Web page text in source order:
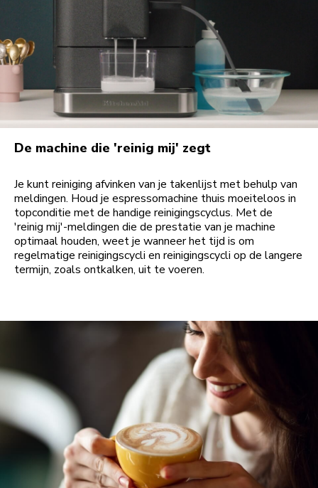
De machine die 'reinig mij' zegt
Je kunt reiniging afvinken van je takenlijst met behulp van
meldingen. Houd je espressomachine thuis moeiteloos in
topconditie met de handige reinigingscyclus. Met de
'reinig mij'-meldingen die de prestatie van je machine
optimaal houden, weet je wanneer het tijd is om
regelmatige reinigingscycli en reinigingscycli op de langere
termijn, zoals ontkalken, uit te voeren.